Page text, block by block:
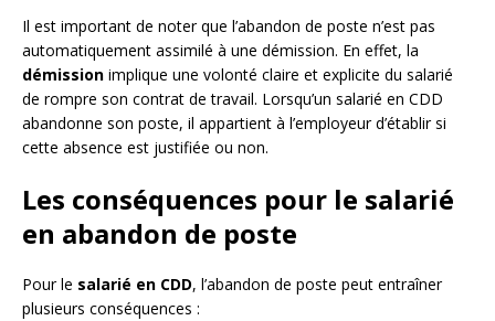
Il est important de noter que l’abandon de poste n’est pas
automatiquement assimilé à une démission. En effet, la
démission implique une volonté claire et explicite du salarié
de rompre son contrat de travail. Lorsqu’un salarié en CDD
abandonne son poste, il appartient à l’employeur d’établir si
cette absence est justifiée ou non.
Les conséquences pour le salarié
en abandon de poste
Pour le salarié en CDD, l’abandon de poste peut entraîner
plusieurs conséquences :